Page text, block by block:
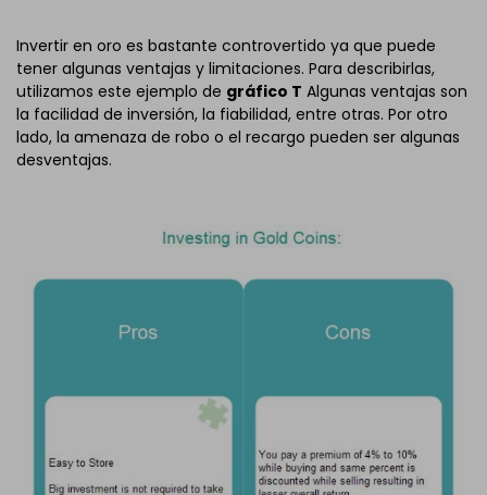
Invertir en oro es bastante controvertido ya que puede
tener algunas ventajas y limitaciones. Para describirlas,
utilizamos este ejemplo de gráfico T Algunas ventajas son
la facilidad de inversión, la fiabilidad, entre otras. Por otro
lado, la amenaza de robo o el recargo pueden ser algunas
desventajas.